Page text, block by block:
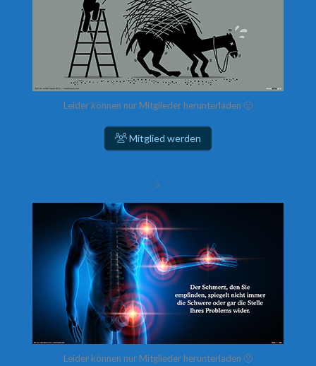
Leider können nur Mitglieder herunterladen 🙁
Mitglied werden
5.
Leider können nur Mitglieder herunterladen 🙁